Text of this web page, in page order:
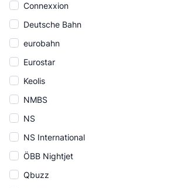
Connexxion
Deutsche Bahn
eurobahn
Eurostar
Keolis
NMBS
NS
NS International
ÖBB Nightjet
Qbuzz